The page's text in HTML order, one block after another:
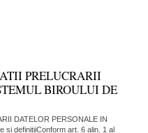
PRELUCRARII
BIROULUI DE
DATELOR PERSONALE IN
si definitiiConform art. 6 alin. 1 al